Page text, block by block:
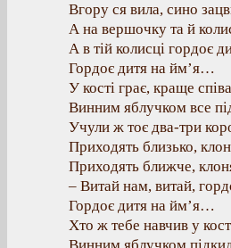
Вгору ся вила, сино
А на вершочку та й
А в тій колисці гордоє
Гордоє дитя на йм’я…
У кості грає, краще
Винним яблучком все
Учули ж тоє два-три
Приходять близько,
Приходять ближче,
– Витай нам, витай,
Гордоє дитя на йм’я…
Хто ж тебе навчив у